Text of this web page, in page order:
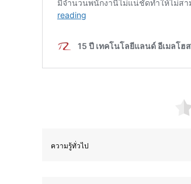
ความรู้ทั่วไป